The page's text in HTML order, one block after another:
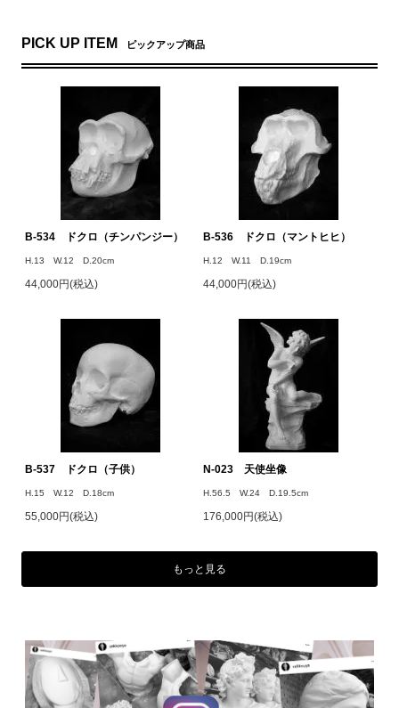
PICK UP ITEM ピックアップ商品
B-534 ドクロ（チンパンジー）
H.13 W.12 D.20cm
44,000円(税込)
B-536 ドクロ（マントヒヒ）
H.12 W.11 D.19cm
44,000円(税込)
B-537 ドクロ（子供）
H.15 W.12 D.18cm
55,000円(税込)
N-023 天使坐像
H.56.5 W.24 D.19.5cm
176,000円(税込)
もっと見る